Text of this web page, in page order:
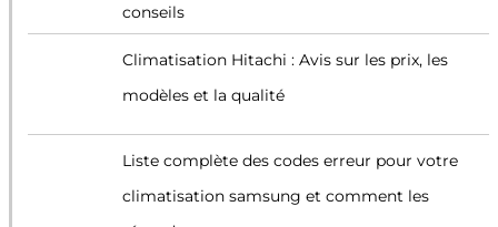
conseils
Climatisation Hitachi : Avis sur les prix, les
modèles et la qualité
Liste complète des codes erreur pour votre
climatisation samsung et comment les